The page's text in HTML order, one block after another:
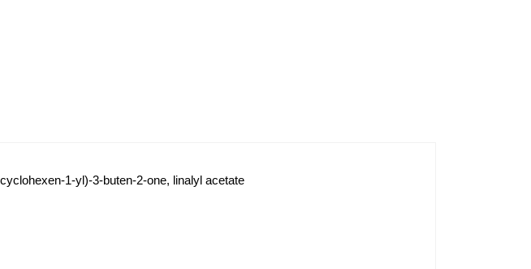
1-yl)-3-buten-2-one, linalyl acetate